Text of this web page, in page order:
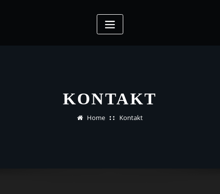
KONTAKT
Home Kontakt